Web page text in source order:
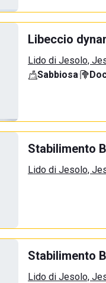
Libeccio
Lido di Jesolo,
Sabbiosa·
Stabilimento
Lido di Jesolo,
Stabilimento
Lido di Jesolo,